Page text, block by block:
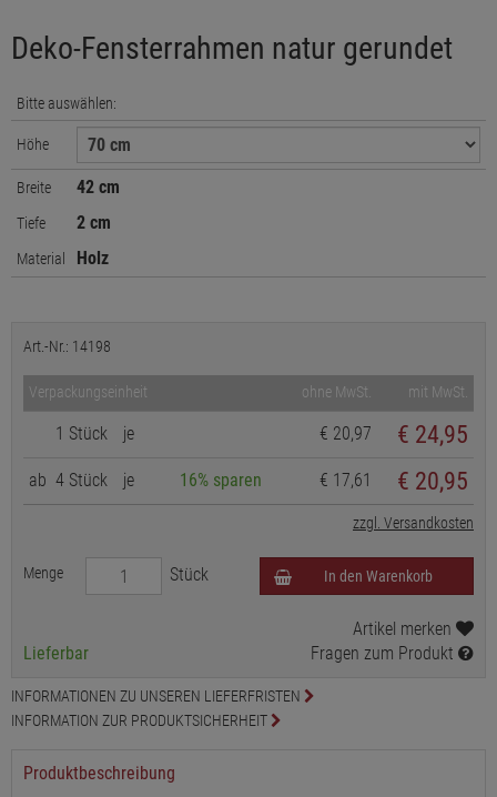
Deko-Fensterrahmen natur gerundet
Bitte auswählen:
Höhe
Breite 42 cm
Tiefe 2 cm
Material Holz
Art.-Nr.: 14198
Verpackungseinheit ohne MwSt. mit MwSt.
1 Stück je € 20,97 € 24,95
ab 4 Stück je 16% sparen € 17,61 € 20,95
zzgl. Versandkosten
Menge Stück In den Warenkorb
Lieferbar
Artikel merken
Fragen zum Produkt
INFORMATIONEN ZU UNSEREN LIEFERFRISTEN
INFORMATION ZUR PRODUKTSICHERHEIT
Produktbeschreibung